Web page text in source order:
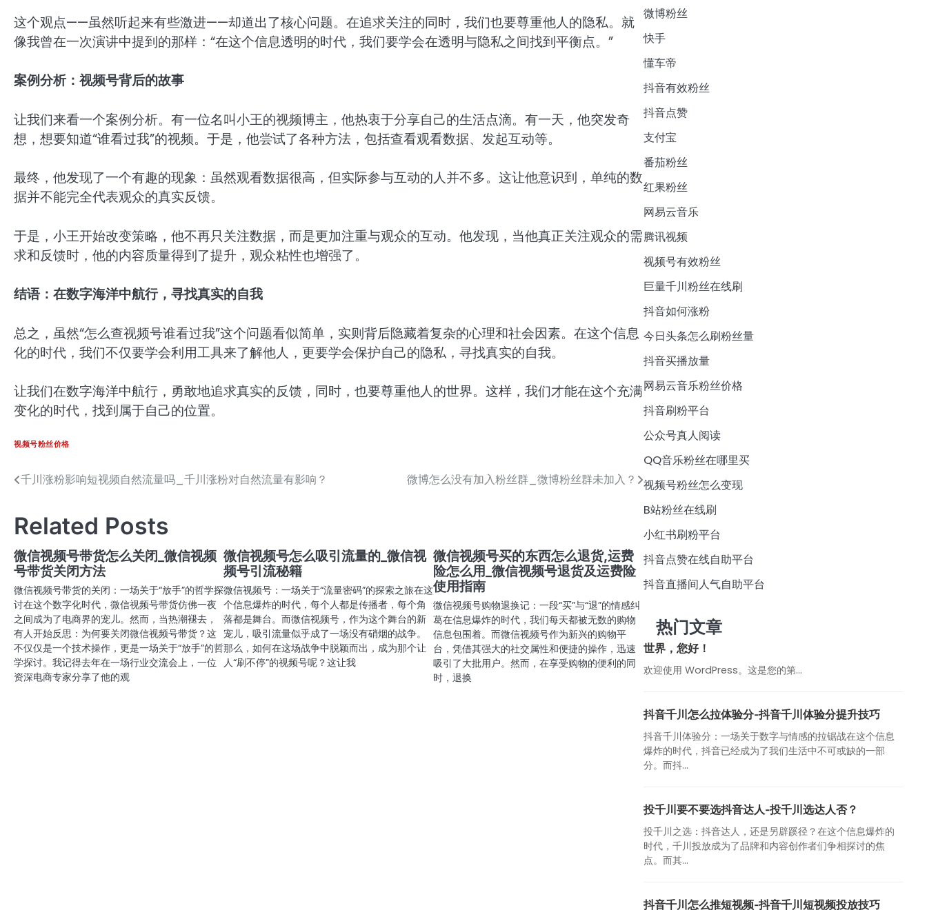
这个观点——虽然听起来有些激进——却道出了核心问题。在追求关注的同时，我们也要尊重他人的隐私。就
像我曾在一次演讲中提到的那样：“在这个信息透明的时代，我们要学会在透明与隐私之间找到平衡点。”
案例分析：视频号背后的故事
让我们来看一个案例分析。有一位名叫小王的视频博主，他热衷于分享自己的生活点滴。有一天，他突发奇
想，想要知道“谁看过我”的视频。于是，他尝试了各种方法，包括查看观看数据、发起互动等。
最终，他发现了一个有趣的现象：虽然观看数据很高，但实际参与互动的人并不多。这让他意识到，单纯的数
据并不能完全代表观众的真实反馈。
于是，小王开始改变策略，他不再只关注数据，而是更加注重与观众的互动。他发现，当他真正关注观众的需
求和反馈时，他的内容质量得到了提升，观众粘性也增强了。
结语：在数字海洋中航行，寻找真实的自我
总之，虽然“怎么查视频号谁看过我”这个问题看似简单，实则背后隐藏着复杂的心理和社会因素。在这个信息
化的时代，我们不仅要学会利用工具来了解他人，更要学会保护自己的隐私，寻找真实的自我。
让我们在数字海洋中航行，勇敢地追求真实的反馈，同时，也要尊重他人的世界。这样，我们才能在这个充满
变化的时代，找到属于自己的位置。
视频号粉丝价格
文
导
航
千川涨粉影响短视频自然流量吗_千川涨粉对自然流量有影响？ 微博怎么没有加入粉丝群_微博粉丝群未加入？
Related Posts
微信视频号带货怎么关闭_微信视频
号带货关闭方法
微信视频号带货的关闭：一场关于“放手”的哲学探
讨在这个数字化时代，微信视频号带货仿佛一夜
之间成为了电商界的宠儿。然而，当热潮褪去，
有人开始反思：为何要关闭微信视频号带货？这
不仅仅是一个技术操作，更是一场关于“放手”的哲
学探讨。我记得去年在一场行业交流会上，一位
资深电商专家分享了他的观
微信视频号怎么吸引流量的_微信视
频号引流秘籍
微信视频号：一场关于“流量密码”的探索之旅在这
个信息爆炸的时代，每个人都是传播者，每个角
落都是舞台。而微信视频号，作为这个舞台的新
宠儿，吸引流量似乎成了一场没有硝烟的战争。
那么，如何在这场战争中脱颖而出，成为那个让
人“刷不停”的视频号呢？这让我
微信视频号买的东西怎么退货,运费
险怎么用_微信视频号退货及运费险
使用指南
微信视频号购物退换记：一段“买”与“退”的情感纠
葛在信息爆炸的时代，我们每天都被无数的购物
信息包围着。而微信视频号作为新兴的购物平
台，凭借其强大的社交属性和便捷的操作，迅速
吸引了大批用户。然而，在享受购物的便利的同
时，退换
微博粉丝
快手
懂车帝
抖音有效粉丝
抖音点赞
支付宝
番茄粉丝
红果粉丝
网易云音乐
腾讯视频
视频号有效粉丝
巨量千川粉丝在线刷
抖音如何涨粉
今日头条怎么刷粉丝量
抖音买播放量
网易云音乐粉丝价格
抖音刷粉平台
公众号真人阅读
QQ音乐粉丝在哪里买
视频号粉丝怎么变现
B站粉丝在线刷
小红书刷粉平台
抖音点赞在线自助平台
抖音直播间人气自助平台
热门文章
世界，您好！
欢迎使用 WordPress。这是您的第…
抖音千川怎么拉体验分-抖音千川体验分提升技巧
抖音千川体验分：一场关于数字与情感的拉锯战在这个信息
爆炸的时代，抖音已经成为了我们生活中不可或缺的一部
分。而抖...
投千川要不要选抖音达人-投千川选达人否？
投千川之选：抖音达人，还是另辟蹊径？在这个信息爆炸的
时代，千川投放成为了品牌和内容创作者们争相探讨的焦
点。而其...
抖音千川怎么推短视频-抖音千川短视频投放技巧